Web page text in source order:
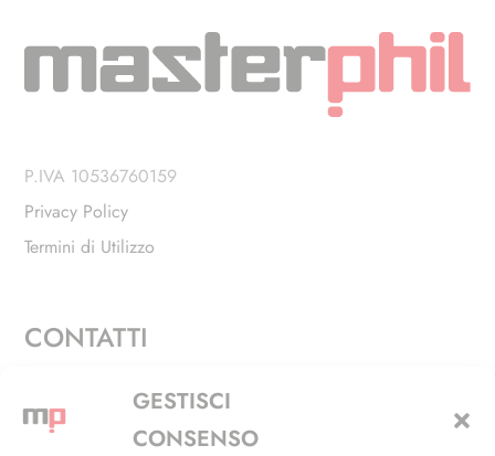
GESTISCI
CONSENSO
P.IVA 10536760159
Privacy Policy
Termini di Utilizzo
CONTATTI
Via Alfieri, 27 - Trezzano Sul Naviglio (MI)
+39 02 4846 3155